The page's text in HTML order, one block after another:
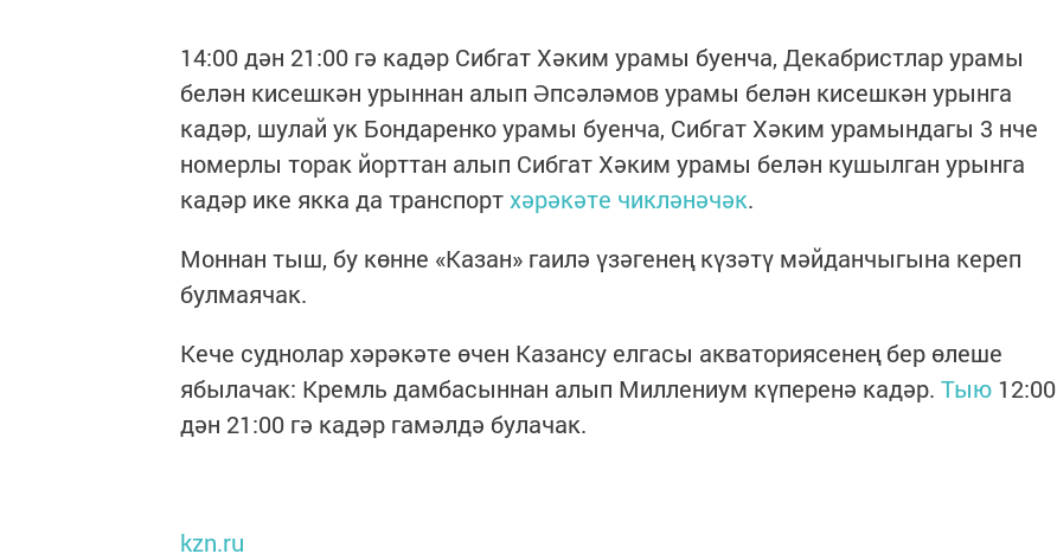
14:00 дән 21:00 гә кадәр Сибгат Хәким урамы буенча, Декабристлар урамы
белән кисешкән урыннан алып Әпсәләмов урамы белән кисешкән урынга
кадәр, шулай ук Бондаренко урамы буенча, Сибгат Хәким урамындагы 3 нче
номерлы торак йорттан алып Сибгат Хәким урамы белән кушылган урынга
кадәр ике якка да транспортхәрәкәте чикләнәчәк.
Моннан тыш, бу көнне «Казан» гаилә үзәгенең күзәтү мәйданчыгына кереп
булмаячак.
Кече суднолар хәрәкәте өчен Казансу елгасы акваториясенең бер өлеше
ябылачак: Кремль дамбасыннан алып Миллениум күперенә кадәр. Тыю 12:00
дән 21:00 гә кадәр гамәлдә булачак.
kzn.ru